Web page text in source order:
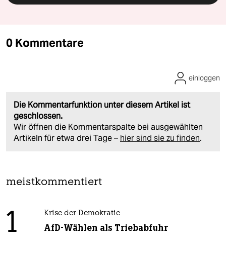
0 Kommentare
Die Kommentarfunktion unter diesem Artikel ist
geschlossen.
Wir öffnen die Kommentarspalte bei ausgewählten
Artikeln für etwa drei Tage – hier sind sie zu finden.
einloggen
meistkommentiert
1 Krise der Demokratie
AfD-Wählen als Triebabfuhr